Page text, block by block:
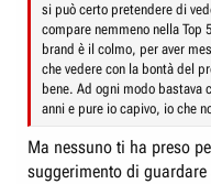
si può certo pretendere di
compare nemmeno nella
brand è il colmo, per aver
che vedere con la bontà del
bene. Ad ogni modo bastava
anni e pure io capivo, io che
Ma nessuno ti ha preso
suggerimento di